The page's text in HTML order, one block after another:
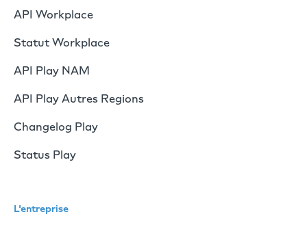
API Workplace
Statut Workplace
API Play NAM
API Play Autres Regions
Changelog Play
Status Play
L'entreprise